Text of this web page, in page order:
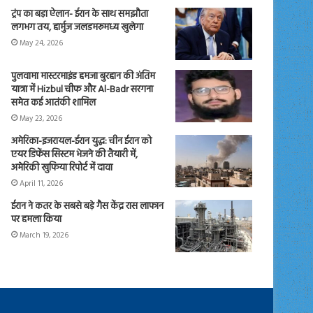
ट्रंप का बड़ा ऐलान- ईरान के साथ समझौता
लगभग तय, हार्मुज जलडमरूमध्य खुलेगा
May 24, 2026
पुलवामा मास्टरमाइंड हमजा बुरहान की अंतिम
यात्रा में Hizbul चीफ और Al-Badr सरगना
समेत कई आतंकी शामिल
May 23, 2026
अमेरिका-इजरायल-ईरान युद्ध: चीन ईरान को
एयर डिफेंस सिस्टम भेजने की तैयारी में,
अमेरिकी खुफिया रिपोर्ट में दावा
April 11, 2026
ईरान ने कतर के सबसे बड़े गैस केंद्र रास लाफान
पर हमला किया
March 19, 2026